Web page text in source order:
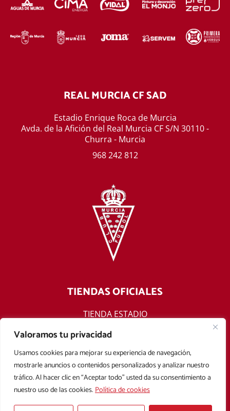
Valoramos tu privacidad
Usamos cookies para mejorar su experiencia de navegación,
mostrarle anuncios o contenidos personalizados y analizar nuestro
tráfico. Al hacer clic en “Aceptar todo” usted da su consentimiento a
nuestro uso de las cookies.Política de cookies
REAL MURCIA CF SAD
Estadio Enrique Roca de Murcia
Avda. de la Afición del Real Murcia CF S/N 30110 -
Churra - Murcia
968 242 812
TIENDAS OFICIALES
TIENDA ESTADIO
TIENDA ONLINE
F
a
c
e
b
o
T
w
i
t
t
e
Y
o
u
t
u
b
I
n
s
t
a
g
Aviso legal Política de privacidad Política de cookies
Condiciones Generales de Contratación